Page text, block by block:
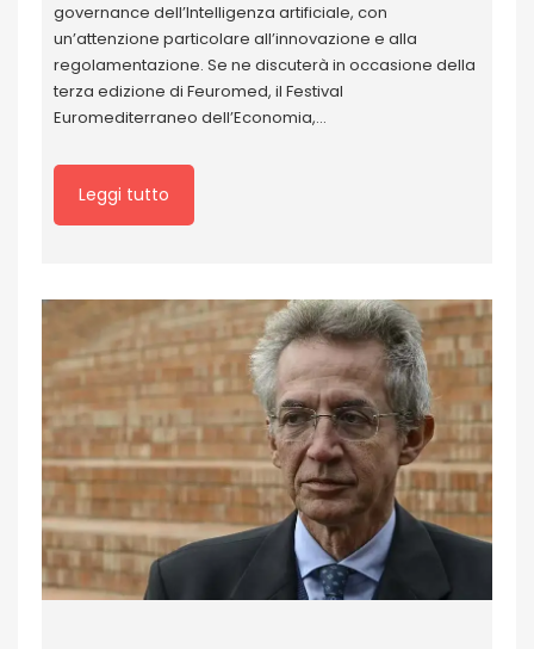
governance dell’Intelligenza artificiale, con
un’attenzione particolare all’innovazione e alla
regolamentazione. Se ne discuterà in occasione della
terza edizione di Feuromed, il Festival
Euromediterraneo dell’Economia,…
Leggi tutto